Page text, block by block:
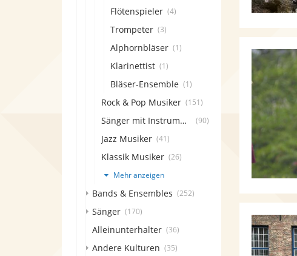
Flötenspieler (4)
Trompeter (3)
Alphornbläser (1)
Klarinettist (1)
Bläser-Ensemble (1)
Rock & Pop Musiker (151)
Sänger mit Instrument (90)
Jazz Musiker (41)
Klassik Musiker (26)
Mehr anzeigen
Bands & Ensembles (252)
Sänger (170)
Alleinunterhalter (36)
Andere Kulturen (35)